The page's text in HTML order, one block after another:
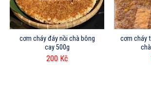
cơm cháy đáy nồi chà bông
cay 500g
200 Kč
cơm cháy